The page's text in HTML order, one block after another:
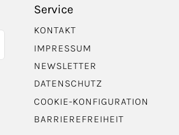
Service
KONTAKT
IMPRESSUM
NEWSLETTER
DATENSCHUTZ
COOKIE-KONFIGURATION
BARRIEREFREIHEIT